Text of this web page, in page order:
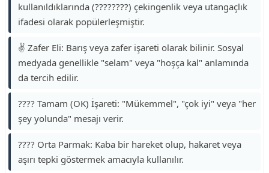
kullanıldıklarında (????????) çekingenlik veya utangaçlık
ifadesi olarak popülerleşmiştir.
✌️ Zafer Eli: Barış veya zafer işareti olarak bilinir. Sosyal
medyada genellikle "selam" veya "hoşça kal" anlamında
da tercih edilir.
???? Tamam (OK) İşareti: "Mükemmel", "çok iyi" veya "her
şey yolunda" mesajı verir.
???? Orta Parmak: Kaba bir hareket olup, hakaret veya
aşırı tepki göstermek amacıyla kullanılır.